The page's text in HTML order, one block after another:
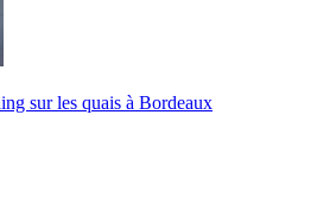
sur les quais à Bordeaux